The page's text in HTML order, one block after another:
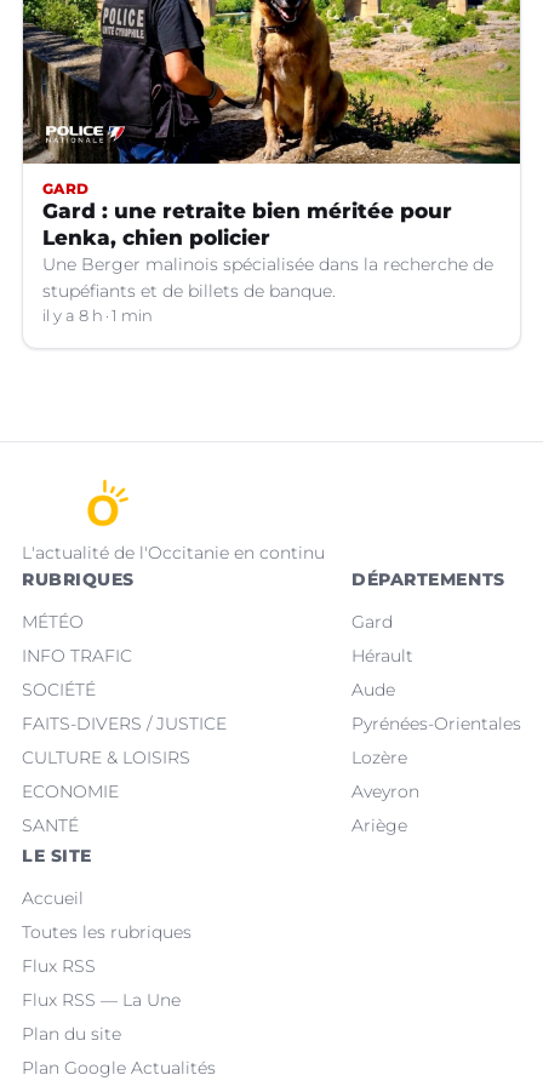
GARD
Gard : une retraite bien méritée pour
Lenka, chien policier
Une Berger malinois spécialisée dans la recherche de
stupéfiants et de billets de banque.
il y a 8 h 1 min
L'actualité de l'Occitanie en continu
RUBRIQUES
MÉTÉO
INFO TRAFIC
SOCIÉTÉ
FAITS-DIVERS / JUSTICE
CULTURE & LOISIRS
ECONOMIE
SANTÉ
DÉPARTEMENTS
Gard
Hérault
Aude
Pyrénées-Orientales
Lozère
Aveyron
Ariège
LE SITE
Accueil
Toutes les rubriques
Flux RSS
Flux RSS — La Une
Plan du site
Plan Google Actualités